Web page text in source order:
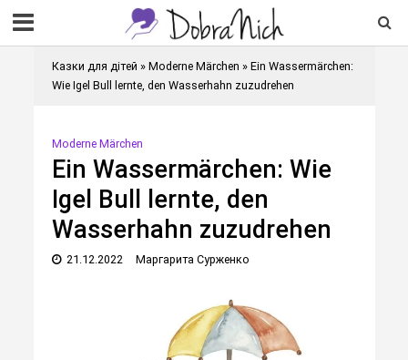
Казки для дітей » Moderne Märchen » Ein Wassermärchen:
Wie Igel Bull lernte, den Wasserhahn zuzudrehen
Moderne Märchen
Ein Wassermärchen: Wie
Igel Bull lernte, den
Wasserhahn zuzudrehen
21.12.2022 Маргарита Сурженко